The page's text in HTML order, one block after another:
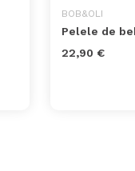
BOB&OLI
Pelele de
22,90 €